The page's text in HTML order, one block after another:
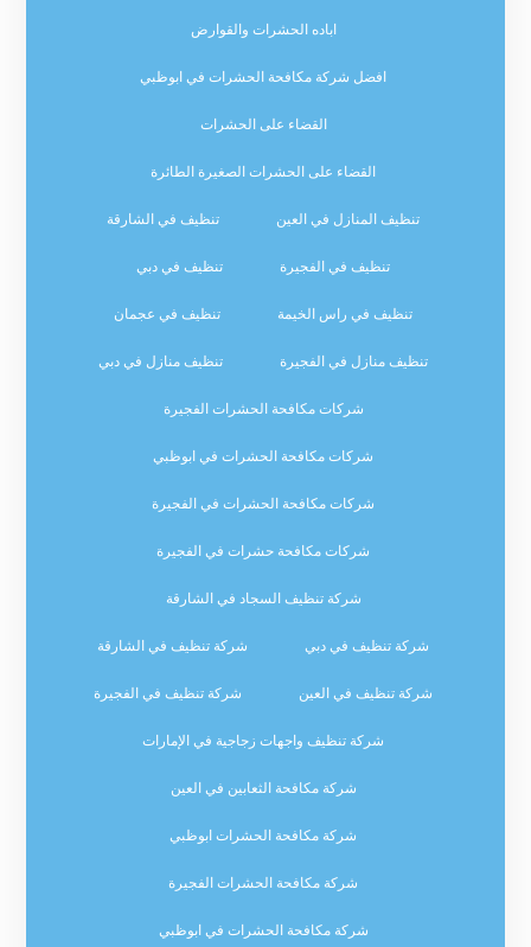
اباده الحشرات والقوارض
افضل شركة مكافحة الحشرات في ابوظبي
القضاء على الحشرات
القضاء على الحشرات الصغيرة الطائرة
تنظيف المنازل في العين تنظيف في الشارقة
تنظيف في الفجيرة تنظيف في دبي
تنظيف في راس الخيمة تنظيف في عجمان
تنظيف منازل في الفجيرة تنظيف منازل في دبي
شركات مكافحة الحشرات الفجيرة
شركات مكافحة الحشرات في ابوظبي
شركات مكافحة الحشرات في الفجيرة
شركات مكافحة حشرات في الفجيرة
شركة تنظيف السجاد في الشارقة
شركة تنظيف في دبي شركة تنظيف في الشارقة
شركة تنظيف في العين شركة تنظيف في الفجيرة
شركة تنظيف واجهات زجاجية في الإمارات
شركة مكافحة الثعابين في العين
شركة مكافحة الحشرات ابوظبي
شركة مكافحة الحشرات الفجيرة
شركة مكافحة الحشرات في ابوظبي